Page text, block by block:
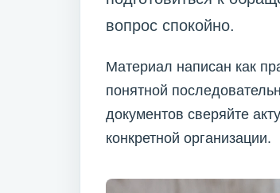
вопрос спокойно.
Материал написан как
понятной
документов сверяйте
конкретной организации.